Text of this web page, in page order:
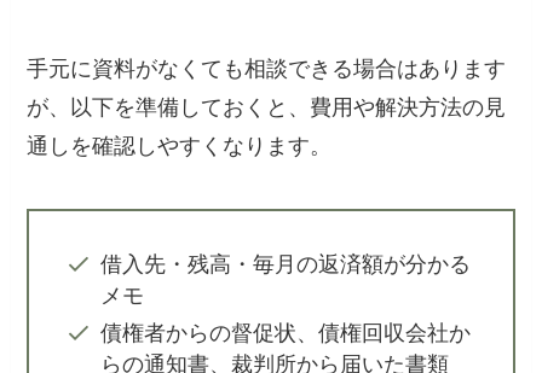
手元に資料がなくても相談できる場合はあります
が、以下を準備しておくと、費用や解決方法の見
通しを確認しやすくなります。
借入先・残高・毎月の返済額が分かる
メモ
債権者からの督促状、債権回収会社か
らの通知書、裁判所から届いた書類